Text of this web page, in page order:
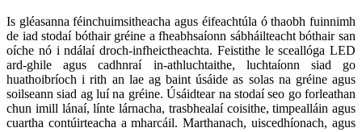
Is gléasanna féinchuimsitheacha agus éifeachtúla ó thaobh fuinnimh
de iad stodaí bóthair gréine a fheabhsaíonn sábháilteacht bóthair san
oíche nó i ndálaí droch-infheictheachta. Feistithe le sceallóga LED
ard-ghile agus cadhnraí in-athluchtaithe, luchtaíonn siad go
huathoibríoch i rith an lae ag baint úsáide as solas na gréine agus
soilseann siad ag luí na gréine. Úsáidtear na stodaí seo go forleathan
chun imill lánaí, línte lárnacha, trasbhealaí coisithe, timpealláin agus
cuartha contúirteacha a mharcáil. Marthanach, uiscedhíonach, agus